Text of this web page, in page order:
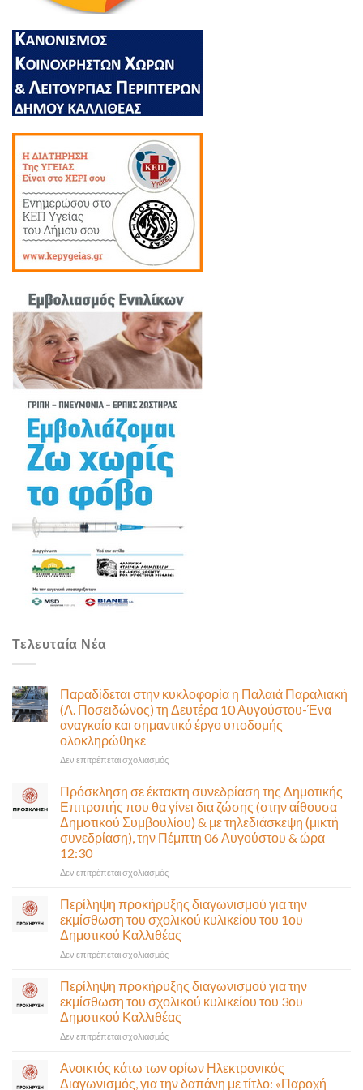
Τελευταία Νέα
Παραδίδεται στην κυκλοφορία η Παλαιά Παραλιακή
(Λ. Ποσειδώνος) τη Δευτέρα 10 Αυγούστου-Ένα
αναγκαίο και σημαντικό έργο υποδομής
ολοκληρώθηκε
Δεν επιτρέπεται σχολιασμόςστο
κυκλοφορία
η
Παλαιά
Παραλιακή
10
Αυγούστου-
Ένα
αναγκαίο
έργο
υποδομής
ολοκληρώθηκε
Πρόσκληση σε έκτακτη συνεδρίαση της Δημοτικής
Επιτροπής που θα γίνει δια ζώσης (στην αίθουσα
Δημοτικού Συμβουλίου) & με τηλεδιάσκεψη (μικτή
συνεδρίαση), την Πέμπτη 06 Αυγούστου & ώρα
12:30
Δεν επιτρέπεται σχολιασμόςστο
σε
έκτακτη
συνεδρίαση
της
Δημοτικής
που
θα
γίνει
δια
ζώσης
αίθουσα
Δημοτικού
Περίληψη προκήρυξης διαγωνισμού για την
εκμίσθωση του σχολικού κυλικείου του 1ου
Δημοτικού Καλλιθέας
Δεν επιτρέπεται σχολιασμόςστο
προκήρυξης
διαγωνισμού
για
την
εκμίσθωση
σχολικού
κυλικείου
Περίληψη προκήρυξης διαγωνισμού για την
εκμίσθωση του σχολικού κυλικείου του 3ου
Δημοτικού Καλλιθέας
Δεν επιτρέπεται σχολιασμόςστο
προκήρυξης
διαγωνισμού
Ανοικτός κάτω των ορίων Ηλεκτρονικός
Διαγωνισμός, για την δαπάνη με τίτλο: «Παροχή